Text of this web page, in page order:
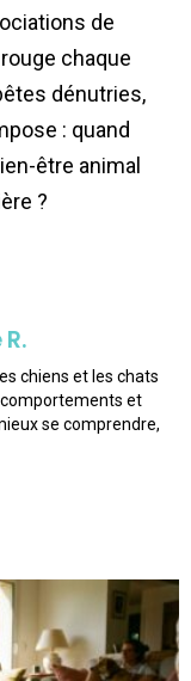
de
chaque
dénutries,
: quand
être animal
?
chiens et les chats
comportements et
se comprendre,